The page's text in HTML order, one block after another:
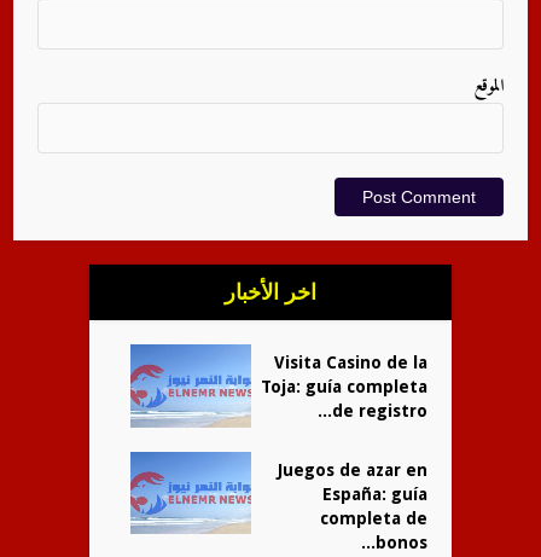
الموقع
اخر الأخبار
Visita Casino de la
Toja: guía completa
de registro...
Juegos de azar en
España: guía
completa de
bonos...